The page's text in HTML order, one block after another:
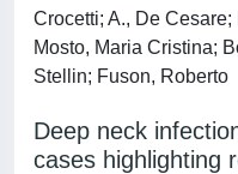
Crocetti; A., De
Mosto, Maria Cristina;
Stellin; Fuson, Roberto
Deep neck
cases highlighting